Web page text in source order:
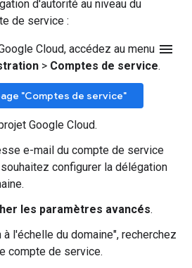
d'autorité au niveau du
de service :
Cloud, accédez au menu menu
> Comptes de service.
"Comptes de service"
Google Cloud.
e-mail du compte de service
configurer la délégation
les paramètres avancés.
l'échelle du domaine", recherchez
compte de service.